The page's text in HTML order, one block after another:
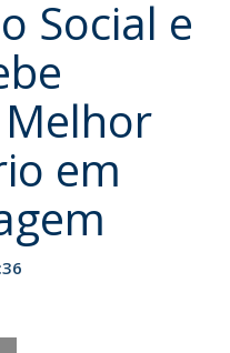
Social e
em